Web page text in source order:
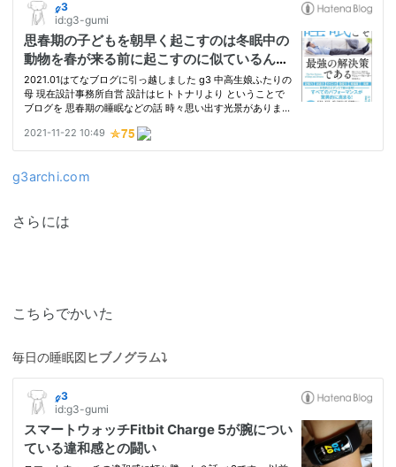
g3archi.com
さらには
こちらでかいた
毎日の睡眠図 ヒブノグラム⤵